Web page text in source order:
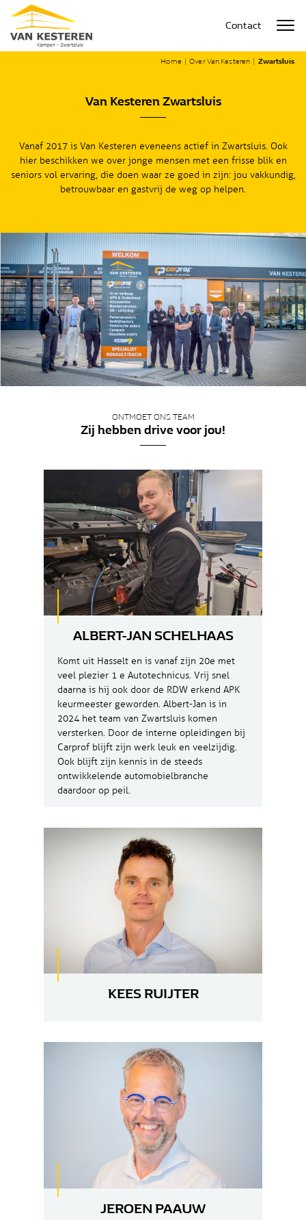
Contact
Home Over Van Kesteren Zwartsluis
Van Kesteren Zwartsluis
Vanaf 2017 is Van Kesteren eveneens actief in Zwartsluis. Ook
hier beschikken we over jonge mensen met een frisse blik en
seniors vol ervaring, die doen waar ze goed in zijn: jou vakkundig,
betrouwbaar en gastvrij de weg op helpen.
ONTMOET ONS TEAM
Zij hebben drive voor jou!
ALBERT-JAN SCHELHAAS
Komt uit Hasselt en is vanaf zijn 20e met
veel plezier 1 e Autotechnicus. Vrij snel
daarna is hij ook door de RDW erkend APK
keurmeester geworden. Albert-Jan is in
2024 het team van Zwartsluis komen
versterken. Door de interne opleidingen bij
Carprof blijft zijn werk leuk en veelzijdig.
Ook blijft zijn kennis in de steeds
ontwikkelende automobielbranche
daardoor op peil.
KEES RUIJTER
JEROEN PAAUW